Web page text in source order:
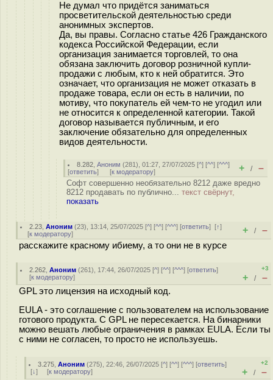
Не думал что придётся заниматься
просветительской деятельностью среди
анонимных экспертов.
Да, вы правы. Согласно статье 426 Гражданского
кодекса Российской Федерации, если
организация занимается торговлей, то она
обязана заключить договор розничной купли-
продажи с любым, кто к ней обратится. Это
означает, что организация не может отказать в
продаже товара, если он есть в наличии, по
мотиву, что покупатель ей чем-то не угодил или
не относится к определенной категории. Такой
договор называется публичным, и его
заключение обязательно для определенных
видов деятельности.
8.282 ,Аноним (281), 01:27, 27/07/2025 [^] [^^] [^^^]
[ответить] [к модератору] + / –
Софт совершенно необязательно 8212 даже вредно
8212 продавать по публично... текст свёрнут,
показать
2.23 ,Аноним (23), 13:14, 25/07/2025 [^] [^^] [^^^] [ответить][↑]
[к модератору] + / –
расскажите красному ибиему, а то они не в курсе
2.262 ,Аноним (261), 17:44, 26/07/2025 [^] [^^] [^^^] [ответить]
[к модератору]
+3
+ / –
GPL это лицензия на исходный код.
EULA - это соглашение с пользователем на использование
готового продукта. С GPL не пересекается. На бинарники
можно вешать любые ограничения в рамках EULA. Если ты
с ними не согласен, то просто не используешь.
3.275 ,Аноним (275), 22:46, 26/07/2025 [^] [^^] [^^^] [ответить]
[↓] [к модератору]
+2
+ / –